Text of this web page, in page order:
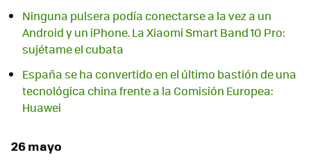
Ninguna pulsera podía conectarse a la vez a un
Android y un iPhone. La Xiaomi Smart Band 10 Pro:
sujétame el cubata
España se ha convertido en el último bastión de una
tecnológica china frente a la Comisión Europea:
Huawei
26 mayo